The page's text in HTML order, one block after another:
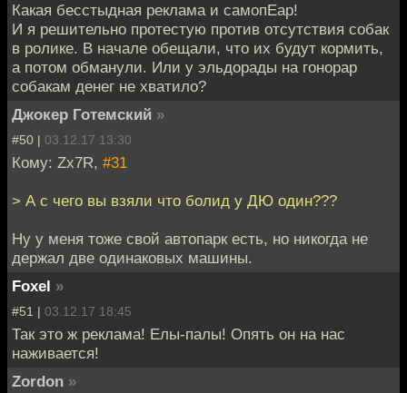
Какая бесстыдная реклама и самопЕар!
И я решительно протестую против отсутствия собак
в ролике. В начале обещали, что их будут кормить,
а потом обманули. Или у эльдорады на гонорар
собакам денег не хватило?
Джокер Готемский »
#50 | 03.12.17 13:30
Кому: Zx7R, #31
> А с чего вы взяли что болид у ДЮ один???
Ну у меня тоже свой автопарк есть, но никогда не
держал две одинаковых машины.
Foxel »
#51 | 03.12.17 18:45
Так это ж реклама! Елы-палы! Опять он на нас
наживается!
Zordon »